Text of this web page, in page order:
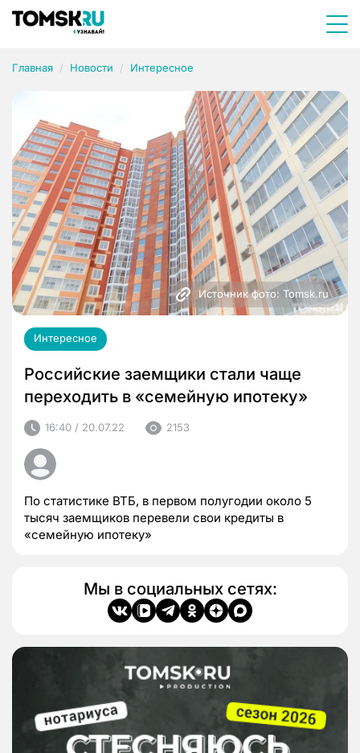
Главная Новости Интересное
Источник фото: Tomsk.ru
Интересное
Российские заемщики стали чаще
переходить в «семейную ипотеку»
16:40 / 20.07.22 2153
По статистике ВТБ, в первом полугодии около 5
тысяч заемщиков перевели свои кредиты в
«семейную ипотеку»
Мы в социальных сетях: